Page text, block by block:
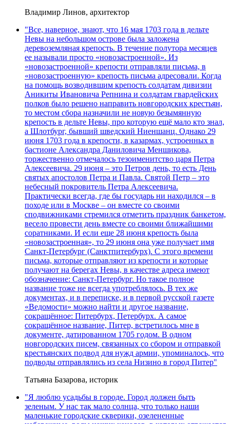
Владимир Линов, архитектор
"Все, наверное, знают, что 16 мая 1703 года в дельте
Невы на небольшом острове была заложена
деревоземляная крепость. В течение полутора месяцев
ее называли просто «новозастроенной». Из
«новозастроенной» крепости отправляли письма, в
«новозастроенную» крепость письма адресовали. Когда
на помощь возводившим крепость солдатам дивизии
Аникиты Ивановича Репнина и солдатам гвардейских
полков было решено направить новгородских крестьян,
то местом сбора назначили не новую безымянную
крепость в дельте Невы, про которую ещё мало кто знал,
а Шлотбург, бывший шведский Ниеншанц. Однако 29
июня 1703 года в крепости, в казармах, устроенных в
бастионе Александра Даниловича Меншикова,
торжественно отмечалось тезоименитство царя Петра
Алексеевича. 29 июня – это Петров день, то есть День
святых апостолов Петра и Павла. Святой Петр – это
небесный покровитель Петра Алексеевича.
Практически всегда, где бы государь ни находился – в
походе или в Москве – он вместе со своими
сподвижниками стремился отметить праздник банкетом,
весело провести день вместе со своими ближайшими
соратниками. И если еще 28 июня крепость была
«новозастроенная», то 29 июня она уже получает имя
Санкт-Петербург (Санктпитербурх). С этого времени
письма, которые отправляют из крепости и которые
получают на берегах Невы, в качестве адреса имеют
обозначение: Санкт-Петербург. Но такое полное
название тоже не всегда употреблялось. В тех же
документах, и в переписке, и в первой русской газете
«Ведомости» можно найти и другое название,
сокращённое: Питербурх, Петербурх. А самое
сокращённое название, Питер, встретилось мне в
документе, датированном 1705 годом. В одном
новгородских писем, связанных со сбором и отправкой
крестьянских подвод для нужд армии, упоминалось, что
подводы отправлялись из села Низино в город Питер"
Татьяна Базарова, историк
"Я люблю усадьбы в городе. Город должен быть
зеленым. У нас так мало солнца, что только наши
маленькие городские скверики, озелененные